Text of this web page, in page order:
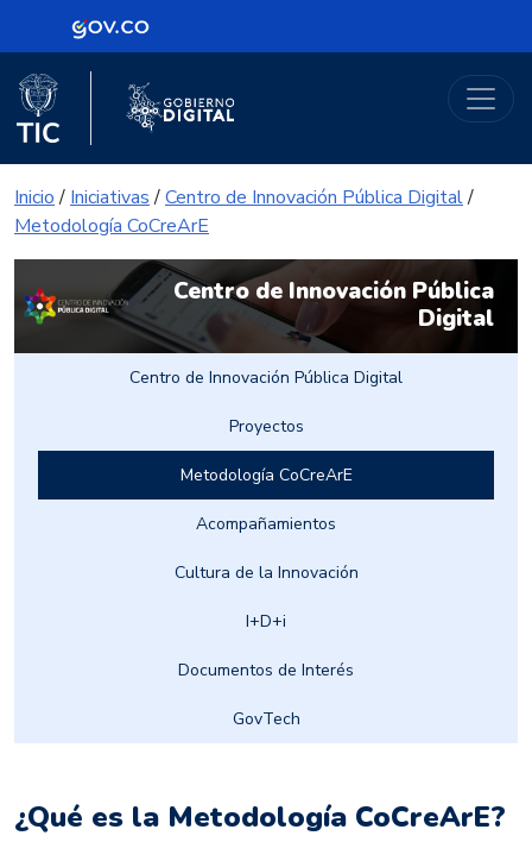
Logo Gobierno de Colombia
Portal Gobierno Digital
Logo del Ministerio TIC
Inicio/ Iniciativas/Centro de Innovación Pública Digital/
Metodología CoCreArE
Centro de Innovación Pública
Digital
Centro de Innovación Pública Digital
Proyectos
Metodología CoCreArE
Acompañamientos
Cultura de la Innovación
I+D+i
Documentos de Interés
GovTech
¿Qué es la Metodología CoCreArE?